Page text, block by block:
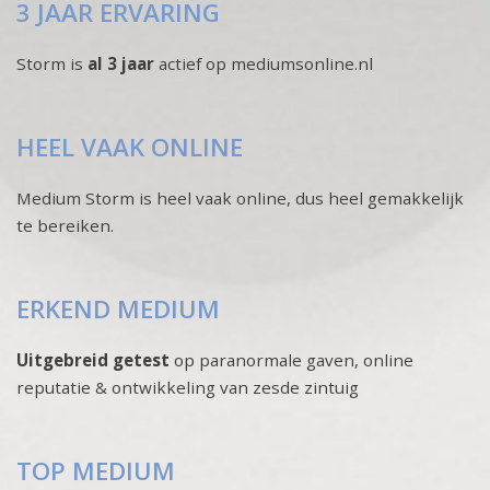
3 JAAR ERVARING
Storm is al 3 jaar actief op mediumsonline.nl
HEEL VAAK ONLINE
Medium Storm is heel vaak online, dus heel gemakkelijk
te bereiken.
ERKEND MEDIUM
Uitgebreid getest op paranormale gaven, online
reputatie & ontwikkeling van zesde zintuig
TOP MEDIUM